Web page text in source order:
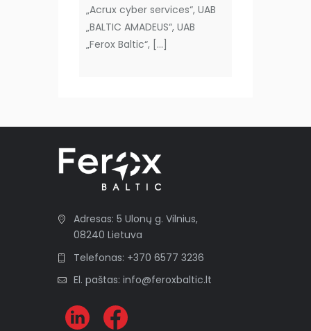
„Acrux cyber services“, UAB
„BALTIC AMADEUS“, UAB
„Ferox Baltic“, [...]
Adresas: 5 Ulonų g. Vilnius,
08240 Lietuva
Telefonas: +370 6577 3236
El. paštas: info@feroxbaltic.lt